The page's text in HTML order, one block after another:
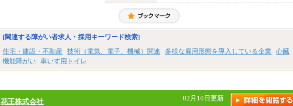
大学院卒/月給256,000円～288,000円
大学卒/月給240,000円～270,000円
短大・高専卒/月給216,000円～243,000円
大学卒/月給219,000円～246,000円
との生計費などの地域差指数を勘案して拠点
ごとに定めています。
[関連する障がい者求人・採用キーワード検索]
住宅・建設・不動産
技術（電気、電子、機械）関連 多様な雇用形態を導入している企業
心臓
機能障がい 車いす用トイレ
花王株式会社 02月10日更新